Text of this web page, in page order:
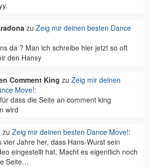
zu Zeig mir deinen besten Dance
da ? Man ich schreibe hier jetzt so oft
den Hansy
Comment King zu Zeig mir deinen
Move!:
dass die Seite an comment king
wird
zu Zeig mir deinen besten Dance Move!:
vier Jahre her, dass Hans-Wurst sein
eingestellt hat. Macht es eigentlich noch
Seite…